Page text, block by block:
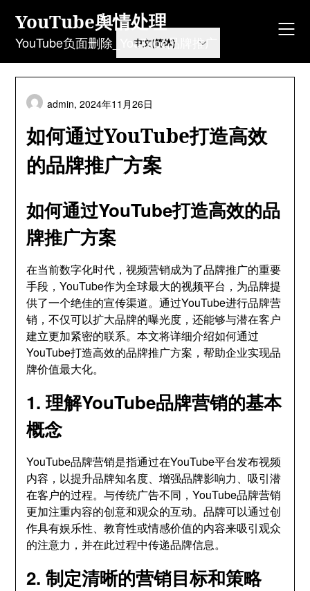
content
YouTube舆情处理
YouTube负面删除_YouTube品牌推广
如何通过YouTube打造高效
的品牌推广方案
admin,2024年11月26日
如何通过YouTube打造高效的品
牌推广方案
在当前数字化时代，视频营销成为了品牌推广的重要
手段，YouTube作为全球最大的视频平台，为品牌提
供了一个绝佳的宣传渠道。通过YouTube进行品牌营
销，不仅可以扩大品牌的曝光度，还能够与潜在客户
建立更加紧密的联系。本文将详细介绍如何通过
YouTube打造高效的品牌推广方案，帮助企业实现品
牌价值最大化。
1. 理解YouTube品牌营销的基本
概念
YouTube品牌营销是指通过在YouTube平台发布视频
内容，以提升品牌知名度、增强品牌影响力、吸引潜
在客户的过程。与传统广告不同，YouTube品牌营销
更加注重内容的创意和观众的互动。品牌可以通过创
作具有娱乐性、教育性或情感价值的内容来吸引观众
的注意力，并在此过程中传递品牌信息。
2. 制定清晰的营销目标和策略